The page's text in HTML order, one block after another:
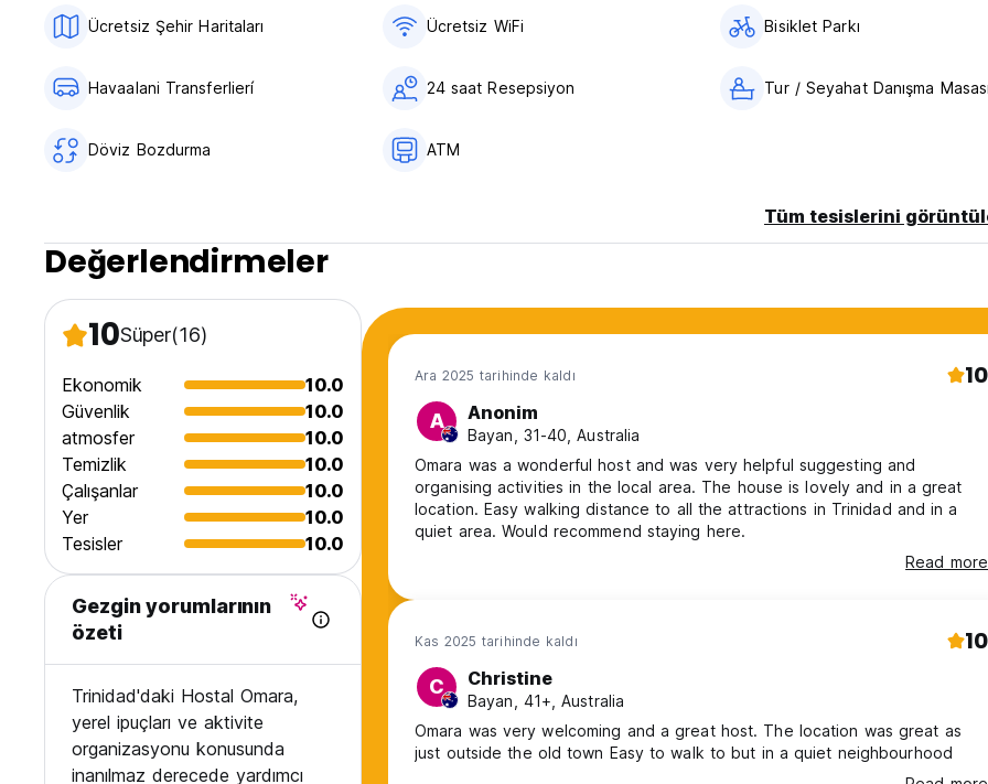
Ücretsiz Şehir Haritaları Ücretsiz WiFi Bisiklet Parkı
Havaalani Transferlierí 24 saat Resepsiyon Tur / Seyahat Danışma
Döviz Bozdurma ATM
Tüm tesislerini
Değerlendirmeler
10Süper(16)
Ekonomik
10.0
Güvenlik
10.0
atmosfer
10.0
Temizlik
10.0
Çalışanlar
10.0
Yer
10.0
Tesisler
10.0
Gezgin yorumlarının
özeti
Trinidad'daki Hostal Omara,
yerel ipuçları ve aktivite
organizasyonu konusunda
inanılmaz derecede yardımcı
Ara 2025 tarihinde kaldı 10
A Anonim
Bayan, 31-40, Australia
Omara was a wonderful host and was very helpful suggesting and
organising activities in the local area. The house is lovely and in a great
location. Easy walking distance to all the attractions in Trinidad and in a
quiet area. Would recommend staying here.
Read more
Kas 2025 tarihinde kaldı 10
C Christine
Bayan, 41+, Australia
Omara was very welcoming and a great host. The location was great as
just outside the old town Easy to walk to but in a quiet neighbourhood